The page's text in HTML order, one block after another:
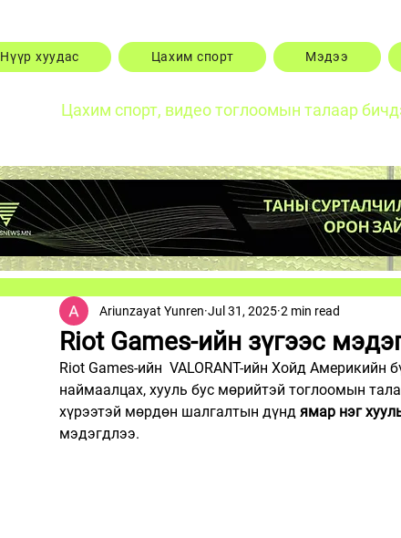
Нүүр хуудас Цахим спорт Мэдээ
Цахим спорт, видео тоглоомын талаар
Riot Games-ийн зүгээс
Ariunzayat Yunren Jul 31, 2025 2 min read
Riot Games-ийн  VALORANT-ийн Хойд Америкийн
наймаалцах, хууль бус мөрийтэй тоглоомын
хүрээтэй мөрдөн шалгалтын дүнд ямар нэг
мэдэгдлээ.